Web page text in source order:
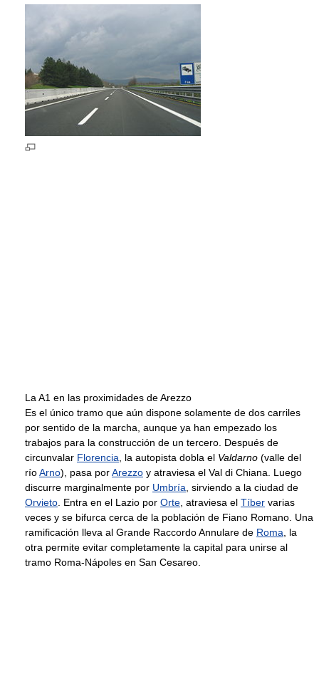
La A1 en las proximidades de Arezzo
Es el único tramo que aún dispone solamente de dos carriles
por sentido de la marcha, aunque ya han empezado los
trabajos para la construcción de un tercero. Después de
circunvalar Florencia, la autopista dobla el Valdarno (valle del
ríoArno), pasa porArezzo y atraviesa el Val di Chiana. Luego
discurre marginalmente por Umbría, sirviendo a la ciudad de
Orvieto. Entra en el Lazio por Orte, atraviesa el Tíber varias
veces y se bifurca cerca de la población de Fiano Romano. Una
ramificación lleva al Grande Raccordo Annulare de Roma, la
otra permite evitar completamente la capital para unirse al
tramo Roma-Nápoles en San Cesareo.